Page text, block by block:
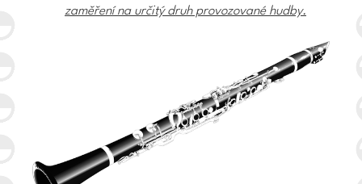
zaměření na určitý druh provozované hudby.